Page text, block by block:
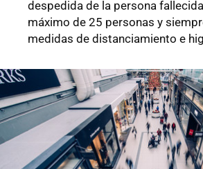
despedida de la persona
máximo de 25 personas y
medidas de distanciamiento e